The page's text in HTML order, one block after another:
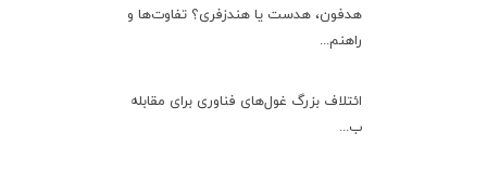
هدفون، هدست یا هندزفری؟ تفاوت‌ها و
راهنم...
ائتلاف بزرگ غول‌های فناوری برای مقابله
ب...